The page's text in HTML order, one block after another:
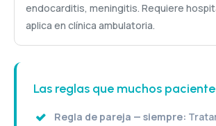
endocarditis, meningitis. Requiere
aplica en clínica ambulatoria.
Las reglas que muchos
Regla de pareja — siempre: